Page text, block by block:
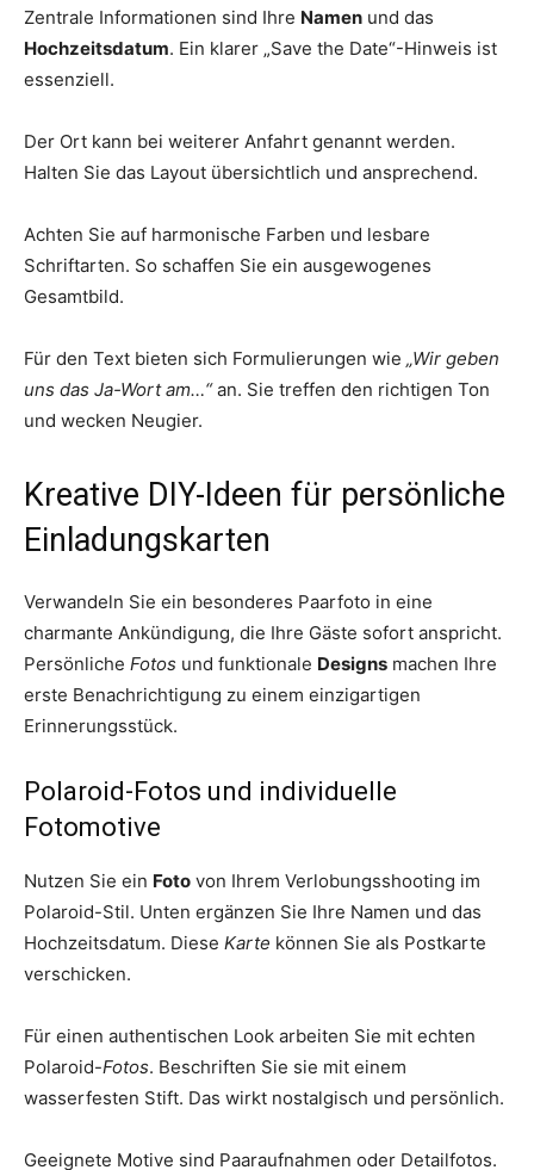
Zentrale Informationen sind Ihre Namen und das
Hochzeitsdatum. Ein klarer „Save the Date“-Hinweis ist
essenziell.
Der Ort kann bei weiterer Anfahrt genannt werden.
Halten Sie das Layout übersichtlich und ansprechend.
Achten Sie auf harmonische Farben und lesbare
Schriftarten. So schaffen Sie ein ausgewogenes
Gesamtbild.
Für den Text bieten sich Formulierungen wie „Wir geben
uns das Ja-Wort am…“an. Sie treffen den richtigen Ton
und wecken Neugier.
Kreative DIY-Ideen für persönliche
Einladungskarten
Verwandeln Sie ein besonderes Paarfoto in eine
charmante Ankündigung, die Ihre Gäste sofort anspricht.
Persönliche Fotos und funktionale Designs machen Ihre
erste Benachrichtigung zu einem einzigartigen
Erinnerungsstück.
Polaroid-Fotos und individuelle
Fotomotive
Nutzen Sie ein Foto von Ihrem Verlobungsshooting im
Polaroid-Stil. Unten ergänzen Sie Ihre Namen und das
Hochzeitsdatum. Diese Karte können Sie als Postkarte
verschicken.
Für einen authentischen Look arbeiten Sie mit echten
Polaroid-Fotos. Beschriften Sie sie mit einem
wasserfesten Stift. Das wirkt nostalgisch und persönlich.
Geeignete Motive sind Paaraufnahmen oder Detailfotos.